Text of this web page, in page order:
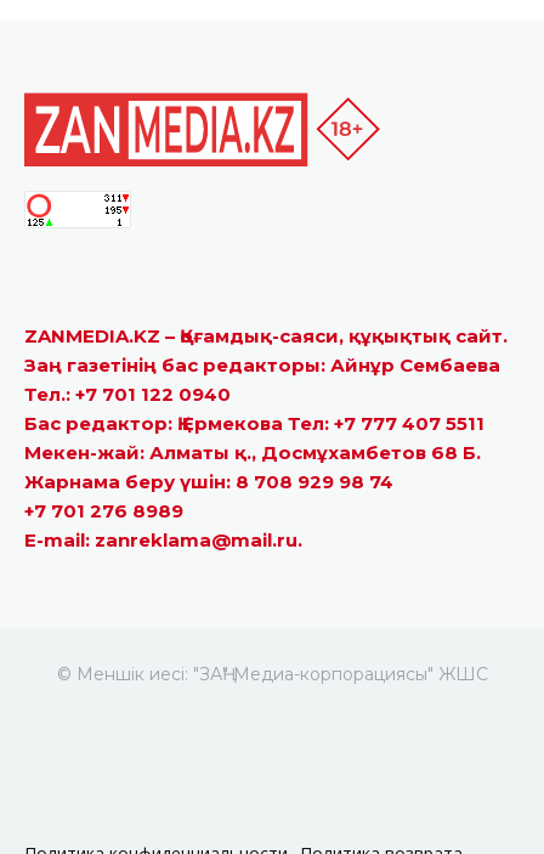
ZANMEDIA.KZ – Қоғамдық-саяси, құқықтық сайт.
Заң газетінің бас редакторы: Айнұр Сембаева
Тел.: +7 701 122 0940
Бас редактор: Қ.Ермекова Тел: +7 777 407 5511
Мекен-жай: Алматы қ., Досмұхамбетов 68 Б.
Жарнама беру үшін: 8 708 929 98 74
+7 701 276 8989
E-mail: zanreklama@mail.ru.
© Меншік иесі: "ЗАҢ" Медиа-корпорациясы" ЖШС